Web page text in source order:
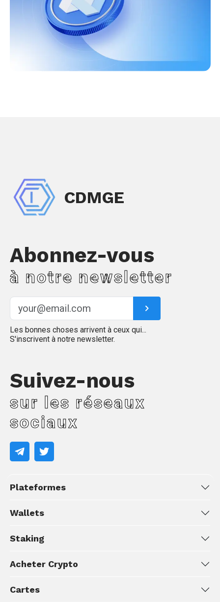
CDMGE
Abonnez-vous
à notre newsletter
Les bonnes choses arrivent à ceux qui...
S'inscrivent à notre newsletter.
Suivez-nous
sur les réseaux
sociaux
Plateformes
Wallets
Staking
Acheter Crypto
Cartes